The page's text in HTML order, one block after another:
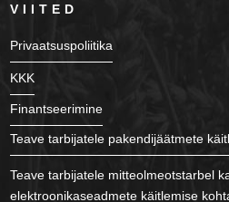
VIITED
Privaatsuspoliitika
KKK
Finantseerimine
Teave tarbijatele pakendijäätmete
Teave tarbijatele mitteolmeotstarbel
elektroonikaseadmete käitlemise